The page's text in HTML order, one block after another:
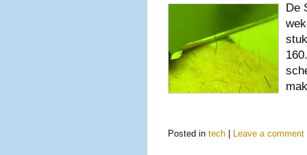
De
Posted in tech Leave a comment